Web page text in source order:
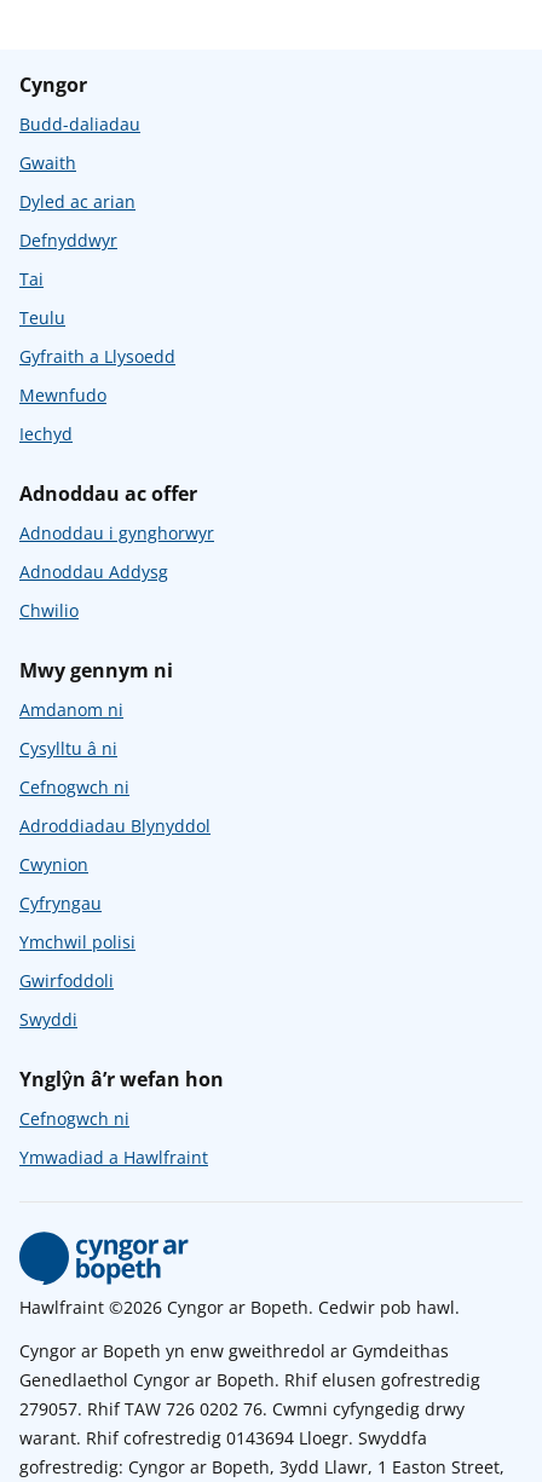
Cyngor
Budd-daliadau
Gwaith
Dyled ac arian
Defnyddwyr
Tai
Teulu
Gyfraith a Llysoedd
Mewnfudo
Iechyd
Adnoddau ac offer
Adnoddau i gynghorwyr
Adnoddau Addysg
Chwilio
Mwy gennym ni
Amdanom ni
Cysylltu â ni
Cefnogwch ni
Adroddiadau Blynyddol
Cwynion
Cyfryngau
Ymchwil polisi
Gwirfoddoli
Swyddi
Ynglŷn â’r wefan hon
Cefnogwch ni
Ymwadiad a Hawlfraint
Hawlfraint ©2026 Cyngor ar Bopeth. Cedwir pob hawl.
Cyngor ar Bopeth yn enw gweithredol ar Gymdeithas
Genedlaethol Cyngor ar Bopeth. Rhif elusen gofrestredig
279057. Rhif TAW 726 0202 76. Cwmni cyfyngedig drwy
warant. Rhif cofrestredig 0143694 Lloegr. Swyddfa
gofrestredig: Cyngor ar Bopeth, 3ydd Llawr, 1 Easton Street,